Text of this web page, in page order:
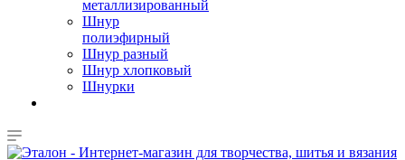
металлизированный
Шнур
полиэфирный
Шнур разный
Шнур хлопковый
Шнурки